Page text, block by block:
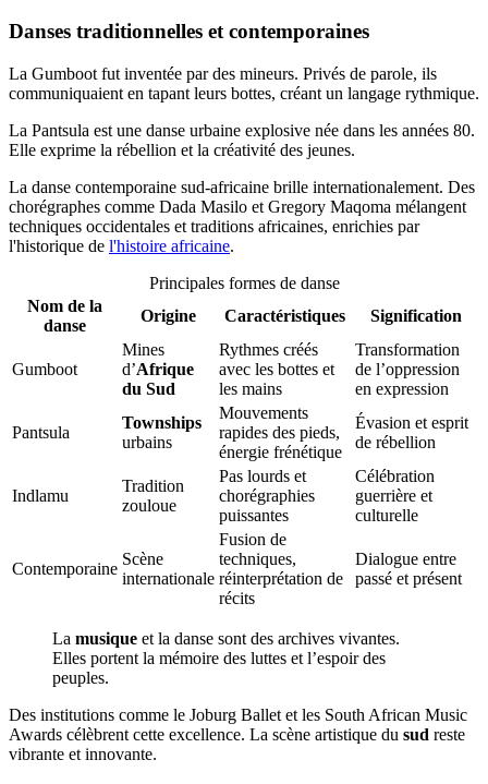
Danses traditionnelles et contemporaines
La Gumboot fut inventée par des mineurs. Privés de parole, ils
communiquaient en tapant leurs bottes, créant un langage rythmique.
La Pantsula est une danse urbaine explosive née dans les années 80.
Elle exprime la rébellion et la créativité des jeunes.
La danse contemporaine sud-africaine brille internationalement. Des
chorégraphes comme Dada Masilo et Gregory Maqoma mélangent
techniques occidentales et traditions africaines, enrichies par
l'historique de l'histoire africaine.
Principales formes de danse
Nom de la
danse
Origine Caractéristiques Signification
Gumboot
Mines
d’Afrique
du Sud
Rythmes créés
avec les bottes et
les mains
Transformation
de l’oppression
en expression
Pantsula
Townships
urbains
Mouvements
rapides des pieds,
énergie frénétique
Évasion et esprit
de rébellion
Indlamu
Tradition
zouloue
Pas lourds et
chorégraphies
puissantes
Célébration
guerrière et
culturelle
Contemporaine
Scène
internationale
Fusion de
techniques,
réinterprétation de
récits
Dialogue entre
passé et présent
La musique et la danse sont des archives vivantes.
Elles portent la mémoire des luttes et l’espoir des
peuples.
Des institutions comme le Joburg Ballet et les South African Music
Awards célèbrent cette excellence. La scène artistique du sud reste
vibrante et innovante.